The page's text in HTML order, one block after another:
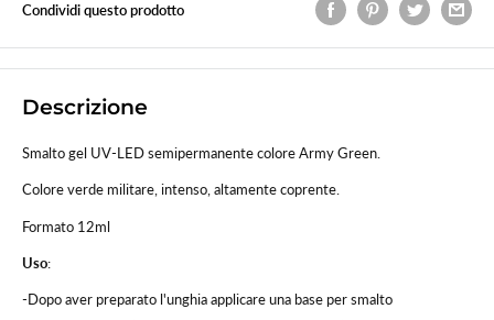
Condividi questo prodotto
Descrizione
Smalto gel UV-LED semipermanente colore Army Green.
Colore verde militare, intenso, altamente coprente.
Formato 12ml
Uso:
-Dopo aver preparato l'unghia applicare una base per smalto